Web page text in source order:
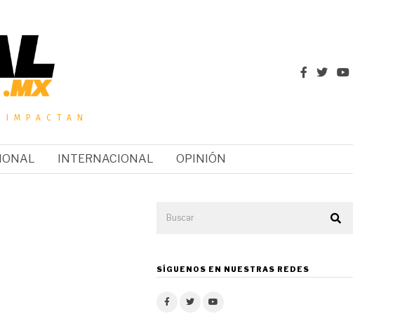
INTERNACIONAL OPINIÓN
SÍGUENOS EN NUESTRAS REDES